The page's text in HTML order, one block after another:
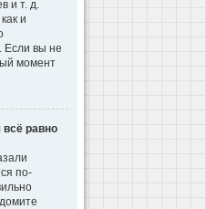
и т. д.
и
Если вы не
момент
равно
по-